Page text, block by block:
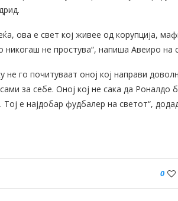
ова е свет кој живее од корупција,
никогаш не простува“, напиша Авеиро на
не го почитуваат оној кој направи
за себе. Оној кој не сака да
Тој е најдобар фудбалер на светот“,
0